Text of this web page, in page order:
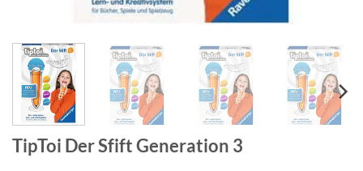
TipToi Der Sfift Generation 3